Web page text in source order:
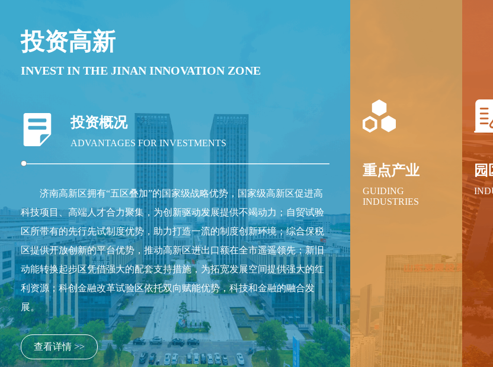
投资高新
INVEST IN THE JINAN INNOVATION ZONE
投资概况
ADVANTAGES FOR INVESTMENTS
济南高新区拥有“五区叠加”的国家级战略优势，国家级高新区促进高
科技项目、高端人才合力聚集，为创新驱动发展提供不竭动力；自贸试验
区所带有的先行先试制度优势，助力打造一流的制度创新环境；综合保税
区提供开放创新的平台优势，推动高新区进出口额在全市遥遥领先；新旧
动能转换起步区凭借强大的配套支持措施，为拓宽发展空间提供强大的红
利资源；科创金融改革试验区依托双向赋能优势，科技和金融的融合发
展。
查看详情 >>
重点产业
GUIDING
INDUSTRIES
园